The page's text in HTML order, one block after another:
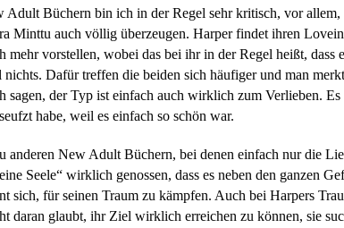
Adult Büchern bin ich in der Regel sehr kritisch, vor
Minttu auch völlig überzeugen. Harper findet ihren
mehr vorstellen, wobei das bei ihr in der Regel heißt, dass
nichts. Dafür treffen die beiden sich häufiger und man
sagen, der Typ ist einfach auch wirklich zum Verlieben.
habe, weil es einfach so schön war.
anderen New Adult Büchern, bei denen einfach nur die
Seele“ wirklich genossen, dass es neben den ganzen
sich, für seinen Traum zu kämpfen. Auch bei Harpers
daran glaubt, ihr Ziel wirklich erreichen zu können, sie